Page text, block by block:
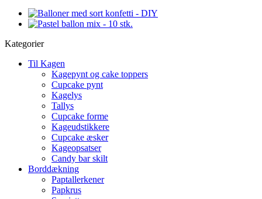
Kategorier
Til Kagen
Kagepynt og cake toppers
Cupcake pynt
Kagelys
Tallys
Cupcake forme
Kageudstikkere
Cupcake æsker
Kageopsatser
Candy bar skilt
Borddækning
Paptallerkener
Papkrus